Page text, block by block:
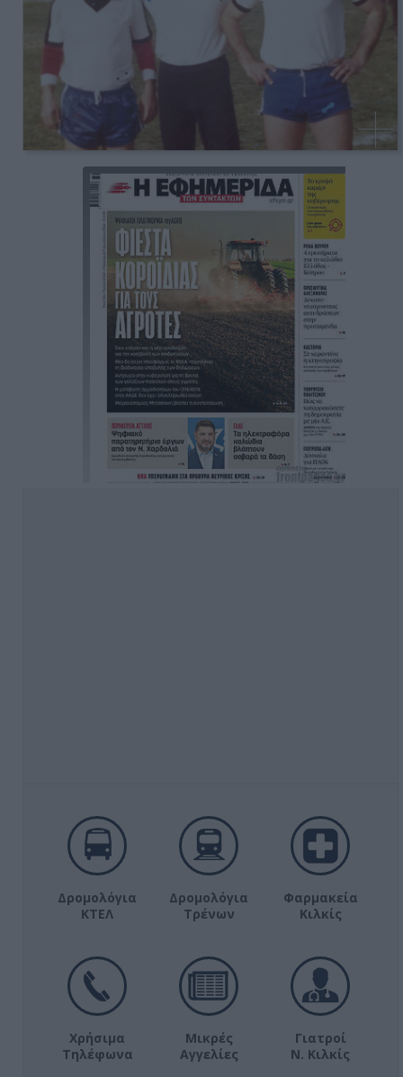
Δρομολόγια
ΚΤΕΛ
Δρομολόγια
Τρένων
Φαρμακεία
Κιλκίς
Χρήσιμα
Τηλέφωνα
Μικρές
Αγγελίες
Γιατροί
Ν. Κιλκίς